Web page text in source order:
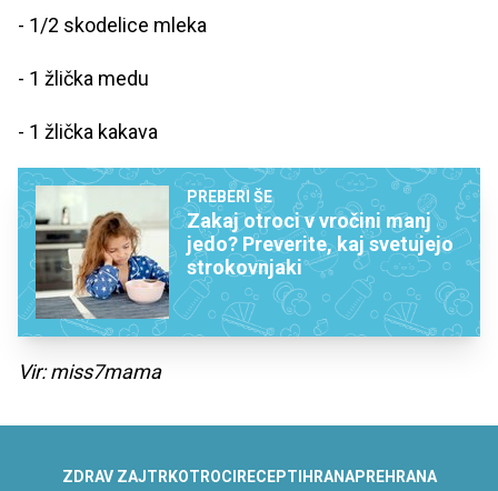
- 1/2 skodelice mleka
- 1 žlička medu
- 1 žlička kakava
PREBERI ŠE
Zakaj otroci v vročini manj
jedo? Preverite, kaj svetujejo
strokovnjaki
Vir: miss7mama
ZDRAV ZAJTRKOTROCI RECEPTI HRANAPREHRANA